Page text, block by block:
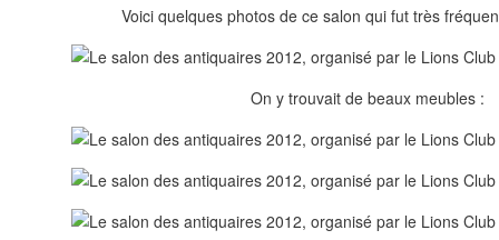
Voici quelques photos de ce salon qui fut très
On y trouvait de beaux meubles :